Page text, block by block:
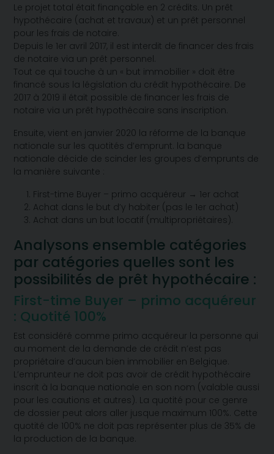
Le projet total était finançable en 2 crédits. Un prêt
hypothécaire (achat et travaux) et un prêt personnel
pour les frais de notaire.
Depuis le 1er avril 2017, il est interdit de financer des frais
de notaire via un prêt personnel.
Tout ce qui touche à un « but immobilier » doit être
financé sous la législation du crédit hypothécaire. De
2017 à 2019 il était possible de financer les frais de
notaire via un prêt hypothécaire sans inscription.
Ensuite, vient en janvier 2020 la réforme de la banque
nationale sur les quotités d’emprunt. la banque
nationale décide de scinder les groupes d’emprunts de
la manière suivante :
First-time Buyer – primo acquéreur → 1er achat
Achat dans le but d’y habiter (pas le 1er achat)
Achat dans un but locatif (multipropriétaires).
Analysons ensemble catégories
par catégories quelles sont les
possibilités de prêt hypothécaire :
First-time Buyer – primo acquéreur
: Quotité 100%
Est considéré comme primo acquéreur la personne qui
au moment de la demande de crédit n’est pas
propriétaire d’aucun bien immobilier en Belgique.
L’emprunteur ne doit pas avoir de crédit hypothécaire
inscrit à la banque nationale en son nom (valable aussi
pour les cautions et autres). La quotité pour ce genre
de dossier peut alors aller jusque maximum 100%. Cette
quotité de 100% ne doit pas représenter plus de 35% de
la production de la banque.